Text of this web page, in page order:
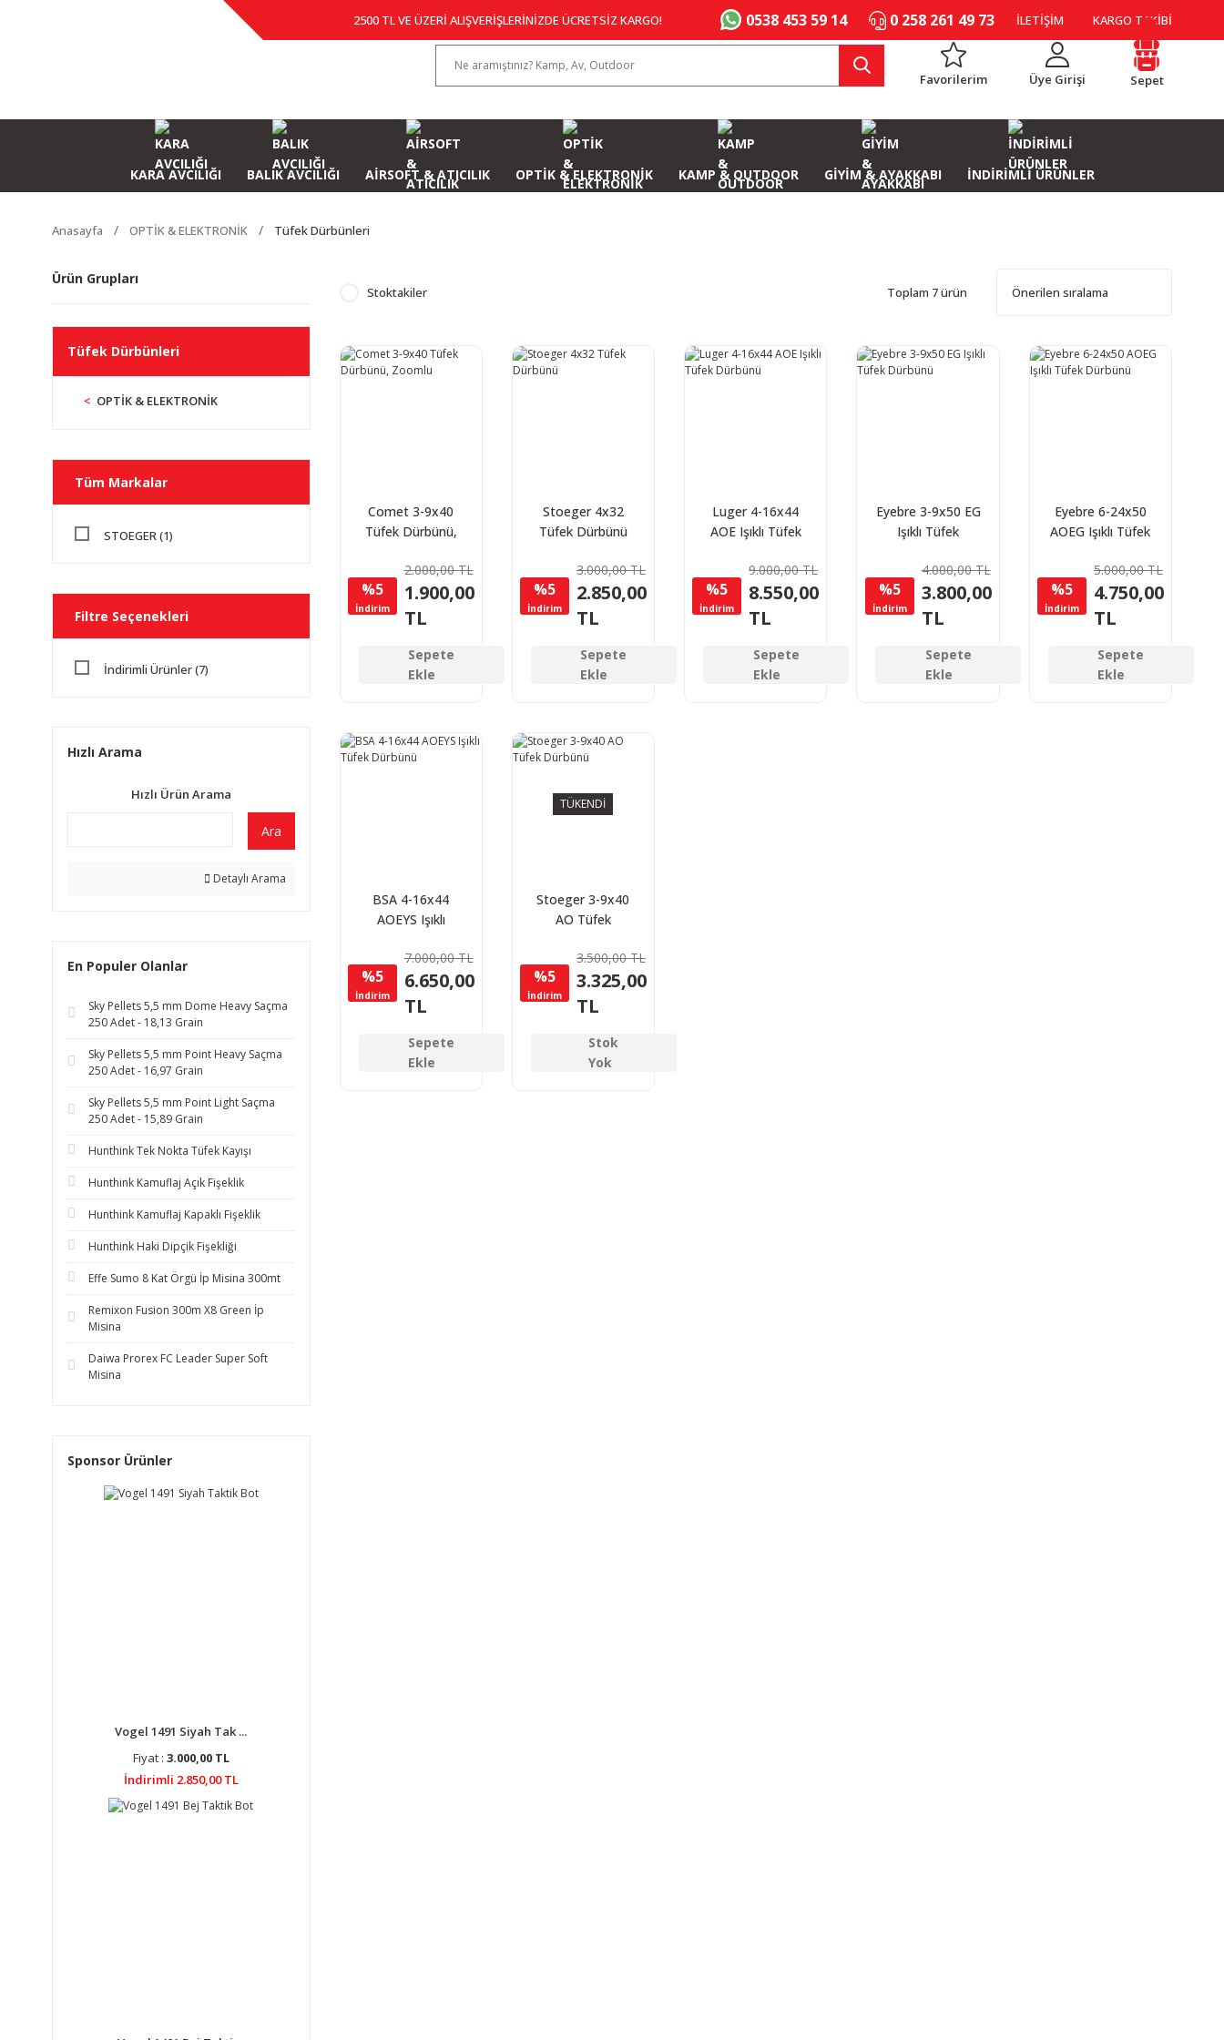
2500 TL VE ÜZERİ ALIŞVERİŞLERİNİZDE ÜCRETSİZ KARGO! 0538 453 59 14 0 258 261 49 73 İLETİŞİM KARGO TAKİBİ
Favorilerim Üye Girişi Sepet
KARA AVCILIĞI BALIK AVCILIĞI AİRSOFT & ATICILIK OPTİK & ELEKTRONİK KAMP & OUTDOOR GİYİM & AYAKKABI İNDİRİMLİ ÜRÜNLER
Anasayfa OPTİK & ELEKTRONİK Tüfek Dürbünleri
Ürün Grupları
Tüfek Dürbünleri
OPTİK & ELEKTRONİK
Tüm Markalar
STOEGER (1)
Filtre Seçenekleri
İndirimli Ürünler (7)
Hızlı Arama
Hızlı Ürün Arama
Ara
Detaylı Arama
En Populer Olanlar
Sky Pellets 5,5 mm Dome Heavy Saçma
250 Adet - 18,13 Grain
Sky Pellets 5,5 mm Point Heavy Saçma
250 Adet - 16,97 Grain
Sky Pellets 5,5 mm Point Light Saçma
250 Adet - 15,89 Grain
Hunthink Tek Nokta Tüfek Kayışı
Hunthink Kamuflaj Açık Fişeklik
Hunthink Kamuflaj Kapaklı Fişeklik
Hunthink Haki Dipçik Fişekliği
Effe Sumo 8 Kat Örgü İp Misina 300mt
Remixon Fusion 300m X8 Green İp
Misina
Daiwa Prorex FC Leader Super Soft
Misina
Sponsor Ürünler
Vogel 1491 Siyah Tak ...
Fiyat : 3.000,00 TL
İndirimli 2.850,00 TL
Stoktakiler Toplam 7 ürün
Comet 3-9x40
Tüfek Dürbünü,
%5
İndirim
2.000,00 TL
1.900,00
TL
Sepete
Ekle
Stoeger 4x32
Tüfek Dürbünü
%5
İndirim
3.000,00 TL
2.850,00
TL
Sepete
Ekle
Luger 4-16x44
AOE Işıklı Tüfek
%5
İndirim
9.000,00 TL
8.550,00
TL
Sepete
Ekle
Eyebre 3-9x50 EG
Işıklı Tüfek
%5
İndirim
4.000,00 TL
3.800,00
TL
Sepete
Ekle
Eyebre 6-24x50
AOEG Işıklı Tüfek
%5
İndirim
5.000,00 TL
4.750,00
TL
Sepete
Ekle
BSA 4-16x44
AOEYS Işıklı
%5
İndirim
7.000,00 TL
6.650,00
TL
Sepete
Ekle
TÜKENDİ
Stoeger 3-9x40
AO Tüfek
%5
İndirim
3.500,00 TL
3.325,00
TL
Stok
Yok